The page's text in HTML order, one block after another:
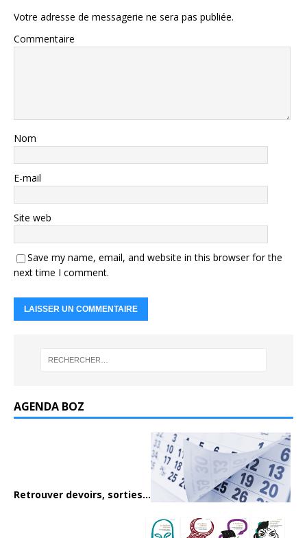
Votre adresse de messagerie ne sera pas publiée.
Commentaire
Nom
E-mail
Site web
Save my name, email, and website in this browser for the
next time I comment.
AGENDA BOZ
Retrouver devoirs, sorties...